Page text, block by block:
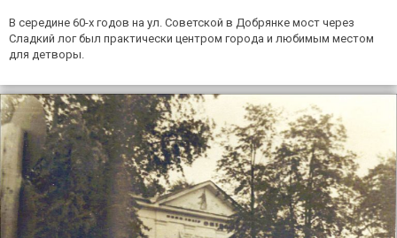
В середине 60-х годов на ул. Советской в Добрянке мост через
Сладкий лог был практически центром города и любимым местом
для детворы.